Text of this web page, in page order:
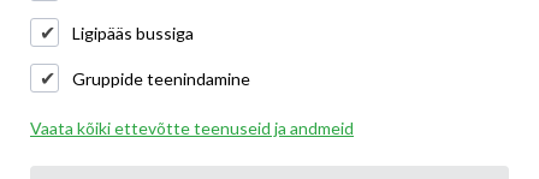
Ligipääs bussiga
Gruppide teenindamine
Vaata kõiki ettevõtte teenuseid ja andmeid